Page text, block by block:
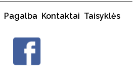
Pagalba Kontaktai Taisyklės